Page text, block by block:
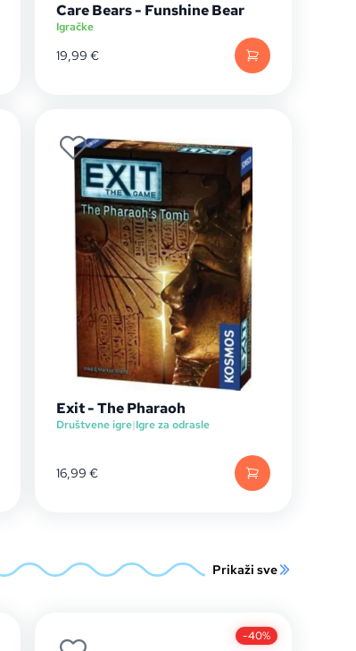
Care Bears - Funshine Bear
Igračke
19,99 €
Exit - The Pharaoh
Društvene igre|Igre za odrasle
16,99 €
Prikaži sve
-40%